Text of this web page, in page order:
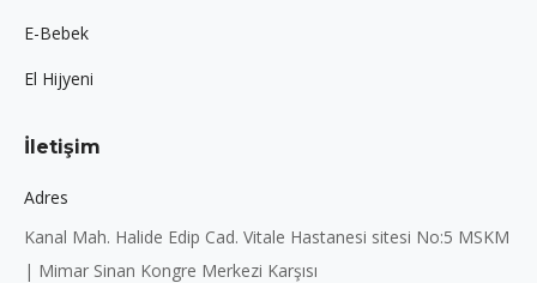
E-Bebek
El Hijyeni
İletişim
Adres
Kanal Mah. Halide Edip Cad. Vitale Hastanesi sitesi No:5 MSKM
| Mimar Sinan Kongre Merkezi Karşısı